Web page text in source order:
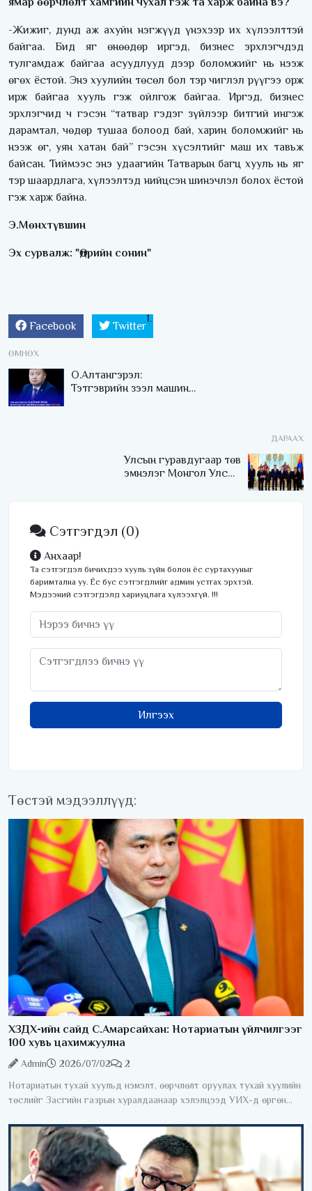
-Жижиг, дунд аж ахуйн нэгжүүд үнэхээр их хүлээлттэй
байгаа. Бид яг өнөөдөр иргэд, бизнес эрхлэгчдэд
тулгамдаж байгаа асуудлууд дээр боломжийг нь нээж
өгөх ёстой. Энэ хуулийн төсөл бол тэр чиглэл рүүгээ орж
ирж байгаа хууль гэж ойлгож байгаа. Иргэд, бизнес
эрхлэгчид ч гэсэн “татвар гэдэг зүйлээр битгий ингэж
дарамтал, чөдөр тушаа болоод бай, харин боломжийг нь
нээж өг, уян хатан бай” гэсэн хүсэлтийг маш их тавьж
байсан. Тиймээс энэ удаагийн Татварын багц хууль нь яг
тэр шаардлага, хүлээлтэд нийцсэн шинэчлэл болох ёстой
гэж харж байна.
Э.Мөнхтүвшин
Эх сурвалж: "Өдрийн сонин"
Facebook Twitter
ӨМНӨХ
О.Алтангэрэл:
Тэтгэврийн зээл машины
ДАРААХ
Улсын гуравдугаар төв
эмнэлэг Монгол Улсын
Сэтгэгдэл (0)
Анхаар!
Та сэтгэгдэл бичихдээ хууль зүйн болон ёс суртахууныг
баримтална уу. Ёс бус сэтгэгдлийг админ устгах эрхтэй.
Мэдээний сэтгэгдэлд хариуцлага хүлээхгүй. !!!
Илгээх
Төстэй мэдээллүүд:
ХЗДХ-ийн сайд С.Амарсайхан: Нотариатын үйлчилгээг
100 хувь цахимжуулна
Admin 2026/07/02
2
Нотариатын тухай хуульд нэмэлт, өөрчлөлт оруулах тухай хуулийн
төслийг Засгийн газрын хуралдаанаар хэлэлцээд УИХ-д өргөн
үйлчилгээг авахын